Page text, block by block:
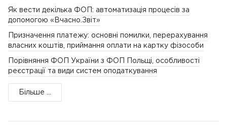
Як вести декілька ФОП: автоматизація процесів за
допомогою «Вчасно.Звіт»
Призначення платежу: основні помилки, перерахування
власних коштів, приймання оплати на картку фізособи
Порівняння ФОП України з ФОП Польщі, особливості
реєстрації та види систем оподаткування
Більше ...